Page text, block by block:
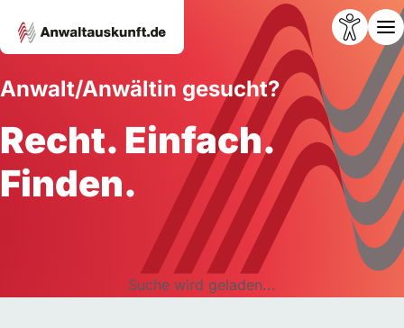
Anwalt/Anwältin gesucht?
Recht. Einfach.
Finden.
Suche wird geladen...